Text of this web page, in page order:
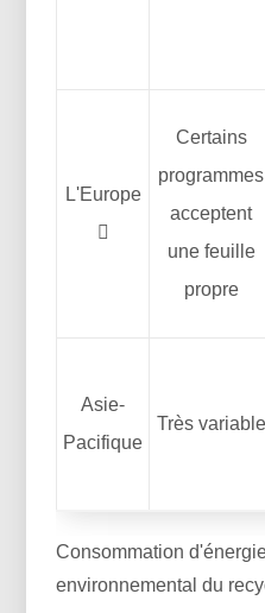
L'Europe

Certains
programmes
acceptent
une feuille
propre
Asie-
Pacifique
Très variable
Consommation
environnemental du